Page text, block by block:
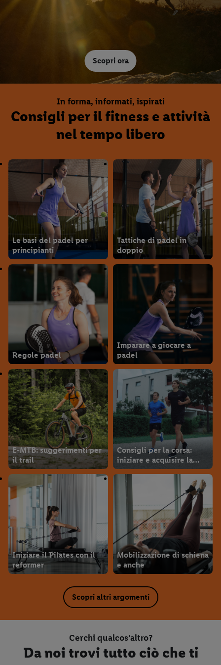
Scopri ora
In forma, informati, ispirati
Consigli per il fitness e attività
nel tempo libero
Le basi del padel per
principianti
Tattiche di padel in
doppio
Regole padel
Imparare a giocare a
padel
E-MTB: suggerimenti per
il trail
Consigli per la corsa:
iniziare e acquisire la
tecnica giusta
Iniziare il Pilates con il
reformer
Mobilizzazione di schiena
e anche
Scopri altri argomenti
Cerchi qualcos’altro?
Da noi trovi tutto ciò che ti